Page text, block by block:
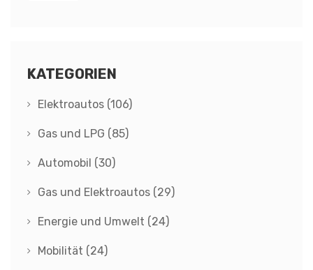
KATEGORIEN
Elektroautos (106)
Gas und LPG (85)
Automobil (30)
Gas und Elektroautos (29)
Energie und Umwelt (24)
Mobilität (24)